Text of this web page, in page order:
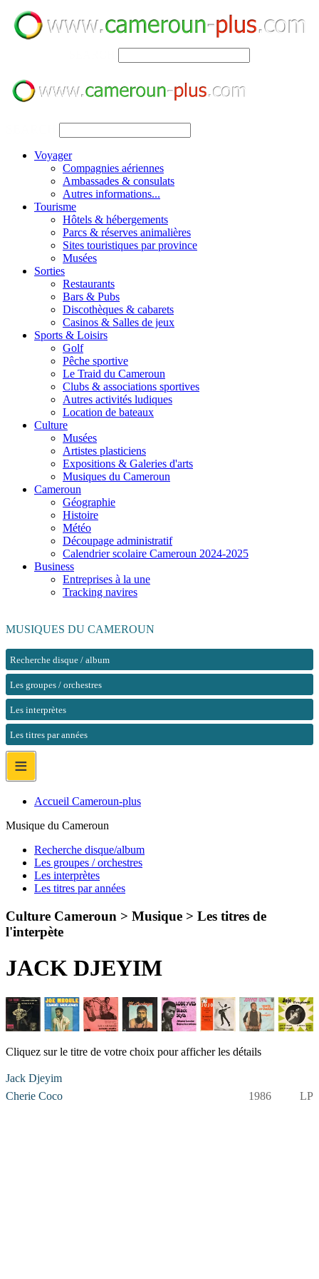
Voyager
Compagnies aériennes
Ambassades & consulats
Autres informations...
Tourisme
Hôtels & hébergements
Parcs & réserves animalières
Sites touristiques par province
Musées
Sorties
Restaurants
Bars & Pubs
Discothèques & cabarets
Casinos & Salles de jeux
Sports & Loisirs
Golf
Pêche sportive
Le Traid du Cameroun
Clubs & associations sportives
Autres activités ludiques
Location de bateaux
Culture
Musées
Artistes plasticiens
Expositions & Galeries d'arts
Musiques du Cameroun
Cameroun
Géographie
Histoire
Météo
Découpage administratif
Calendrier scolaire Cameroun 2024-2025
Business
Entreprises à la une
Tracking navires
MUSIQUES DU CAMEROUN
Recherche disque / album
Les groupes / orchestres
Les interprètes
Les titres par années
≡
Accueil Cameroun-plus
Musique du Cameroun
Recherche disque/album
Les groupes / orchestres
Les interprètes
Les titres par années
Culture Cameroun > Musique > Les titres de
l'interpète
JACK DJEYIM
Cliquez sur le titre de votre choix pour afficher les détails
Jack Djeyim
Cherie Coco
1986 LP